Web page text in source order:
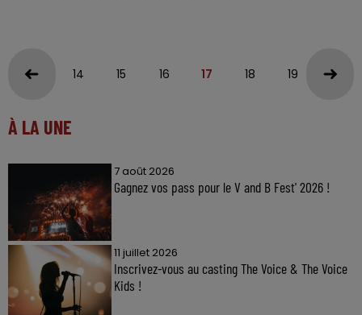
14 15 16 17 18 19 20
À LA UNE
7 août 2026
Gagnez vos pass pour le V and B Fest' 2026 !
11 juillet 2026
Inscrivez-vous au casting The Voice & The Voice
Kids !